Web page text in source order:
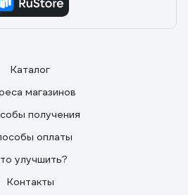
Каталог
магазинов
получения
оплаты
улучшить?
Контакты